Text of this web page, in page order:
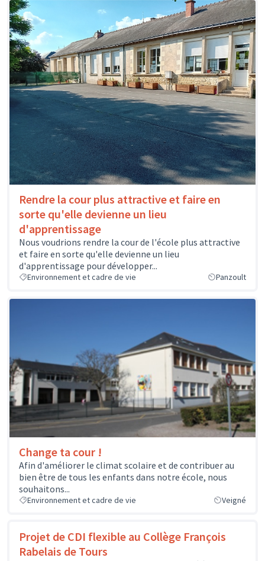
Rendre la cour plus attractive et faire en
sorte qu'elle devienne un lieu
d'apprentissage
Nous voudrions rendre la cour de l'école plus attractive
et faire en sorte qu'elle devienne un lieu
d'apprentissage pour développer...
Environnement et cadre de vie Panzoult
Change ta cour !
Afin d'améliorer le climat scolaire et de contribuer au
bien être de tous les enfants dans notre école, nous
souhaitons...
Environnement et cadre de vie Veigné
Projet de CDI flexible au Collège François
Rabelais de Tours